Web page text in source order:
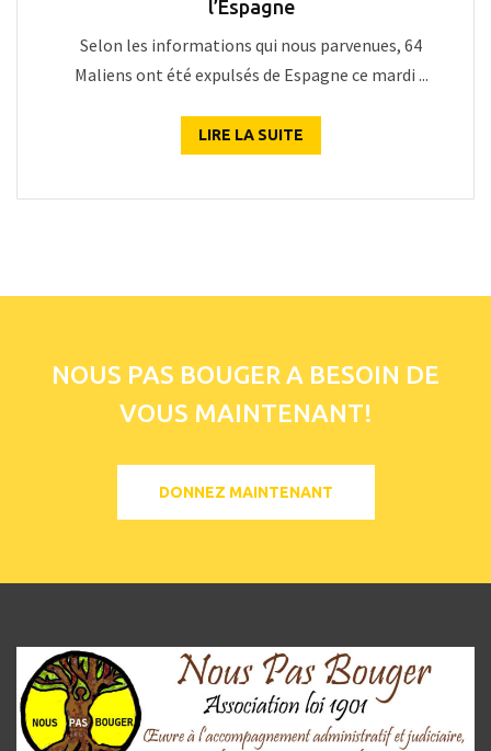
l’Espagne
Selon les informations qui nous parvenues, 64
Maliens ont été expulsés de Espagne ce mardi ...
LIRE LA SUITE
NOUS PAS BOUGER A BESOIN DE
VOUS MAINTENANT!
DONNEZ MAINTENANT